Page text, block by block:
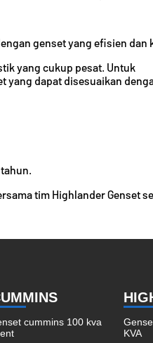
genset yang efisien dan
yang cukup pesat. Untuk
yang dapat disesuaikan
tim Highlander Genset
cummins 100 kva
KVA